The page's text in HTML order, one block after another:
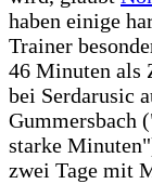
haben einige
Trainer
46 Minuten als
bei Serdarusic
Gummersbach
starke
zwei Tage mit